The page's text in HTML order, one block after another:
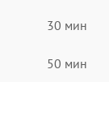
30 мин
50 мин